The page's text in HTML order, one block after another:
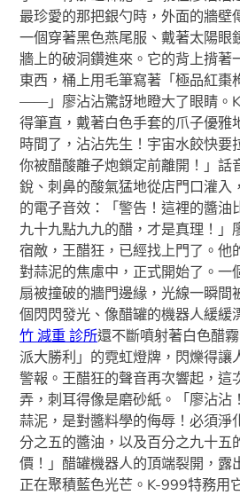
最珍愛的那把銀勺時，外面的牆壁
一個穿著黑色燕尾服、戴著太陽眼
牆上的破洞鑽進來。它的背上揹著
東西，桶上用毛筆寫著「極品紅棗
——」廖沾沾驚訝地瞪大了眼睛。
得筆直，戴著白色手套的爪子優雅
時間了，沾沾先生！宇宙水餃快要
你被醋酸離子炮鎖定前離開！」話
銳、刺鼻的酸氣猛地從店門口灌入
的電子音效：「警告！這裡的醬油
九十九點九九的醋，才是真理！」
宿敵，王醋狂，已經找上門了。他
對蒜泥的焦慮中，正式開始了。一
扇被撞破的牆門邊緣，光線一瞬間
個閃閃發光、像醋罐的機器人緩緩
竹 減重 診所還不斷噴射著白色醋
派大勝利」的霓虹燈牌，閃爍得讓
警報。王醋狂的聲音再次響起，這
弄，刺耳得像是磨砂紙。「廖沾沾
蒜泥，是對醬料學的侮辱！必須淨
分之五的醬油，以及百分之九十五
價！」醋罐機器人的頂端裂開，露
正在聚積藍色光芒。K-999特務用